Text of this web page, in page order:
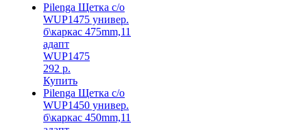
Pilenga Щетка с/о
WUP1475 универ.
б\каркас 475mm,11
адапт
WUP1475
292 р.
Купить
Pilenga Щетка с/о
WUP1450 универ.
б\каркас 450mm,11